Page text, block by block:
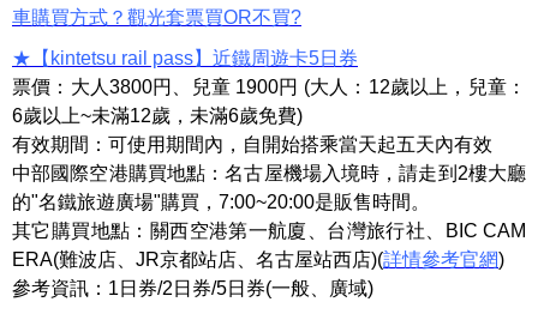
車購買方式？觀光套票買OR不買?
★【kintetsu rail pass】近鐵周遊卡5日券
票價：大人3800円、兒童 1900円 (大人：12歲以上，兒童：
6歲以上~未滿12歲，未滿6歲免費)
有效期間：可使用期間內，自開始搭乘當天起五天內有效
中部國際空港購買地點：名古屋機場入境時，請走到2樓大廳
的"名鐵旅遊廣場"購買，7:00~20:00是販售時間。
其它購買地點：關西空港第一航廈、台灣旅行社、BIC CAM
ERA(難波店、JR京都站店、名古屋站西店)(詳情參考官網)
參考資訊：1日券/2日券/5日券(一般、廣域)